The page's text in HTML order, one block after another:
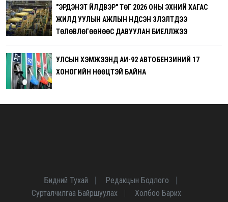
"ЭРДЭНЭТ ҮЙЛДВЭР" ТӨҮГ 2026 ОНЫ ЭХНИЙ ХАГАС
ЖИЛД УУЛЫН АЖЛЫН ҮНДСЭН ҮЗҮҮЛЭЛТҮҮДЭЭ
ТӨЛӨВЛӨГӨӨНӨӨС ДАВУУЛАН БИЕЛҮҮЛЖЭЭ
УЛСЫН ХЭМЖЭЭНД АИ-92 АВТОБЕНЗИНИЙ 17
ХОНОГИЙН НӨӨЦТЭЙ БАЙНА
Бидний Тухай
Редакцын Бодлого
Сурталчилгаа Байршуулах
Холбоо Барих